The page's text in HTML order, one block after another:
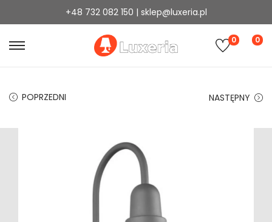
+48 732 082 150 | sklep@luxeria.pl
0 0
POPRZEDNI NASTĘPNY